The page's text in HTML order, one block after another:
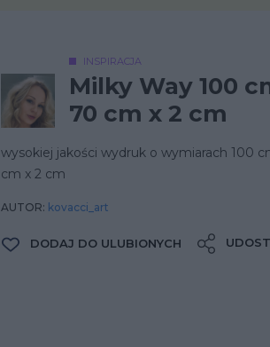
INSPIRACJA
Milky Way 100
70 cm x 2 cm
wysokiej jakości wydruk o wymiarach 100
cm x 2 cm
AUTOR: kovacci_art
DODAJ DO ULUBIONYCH